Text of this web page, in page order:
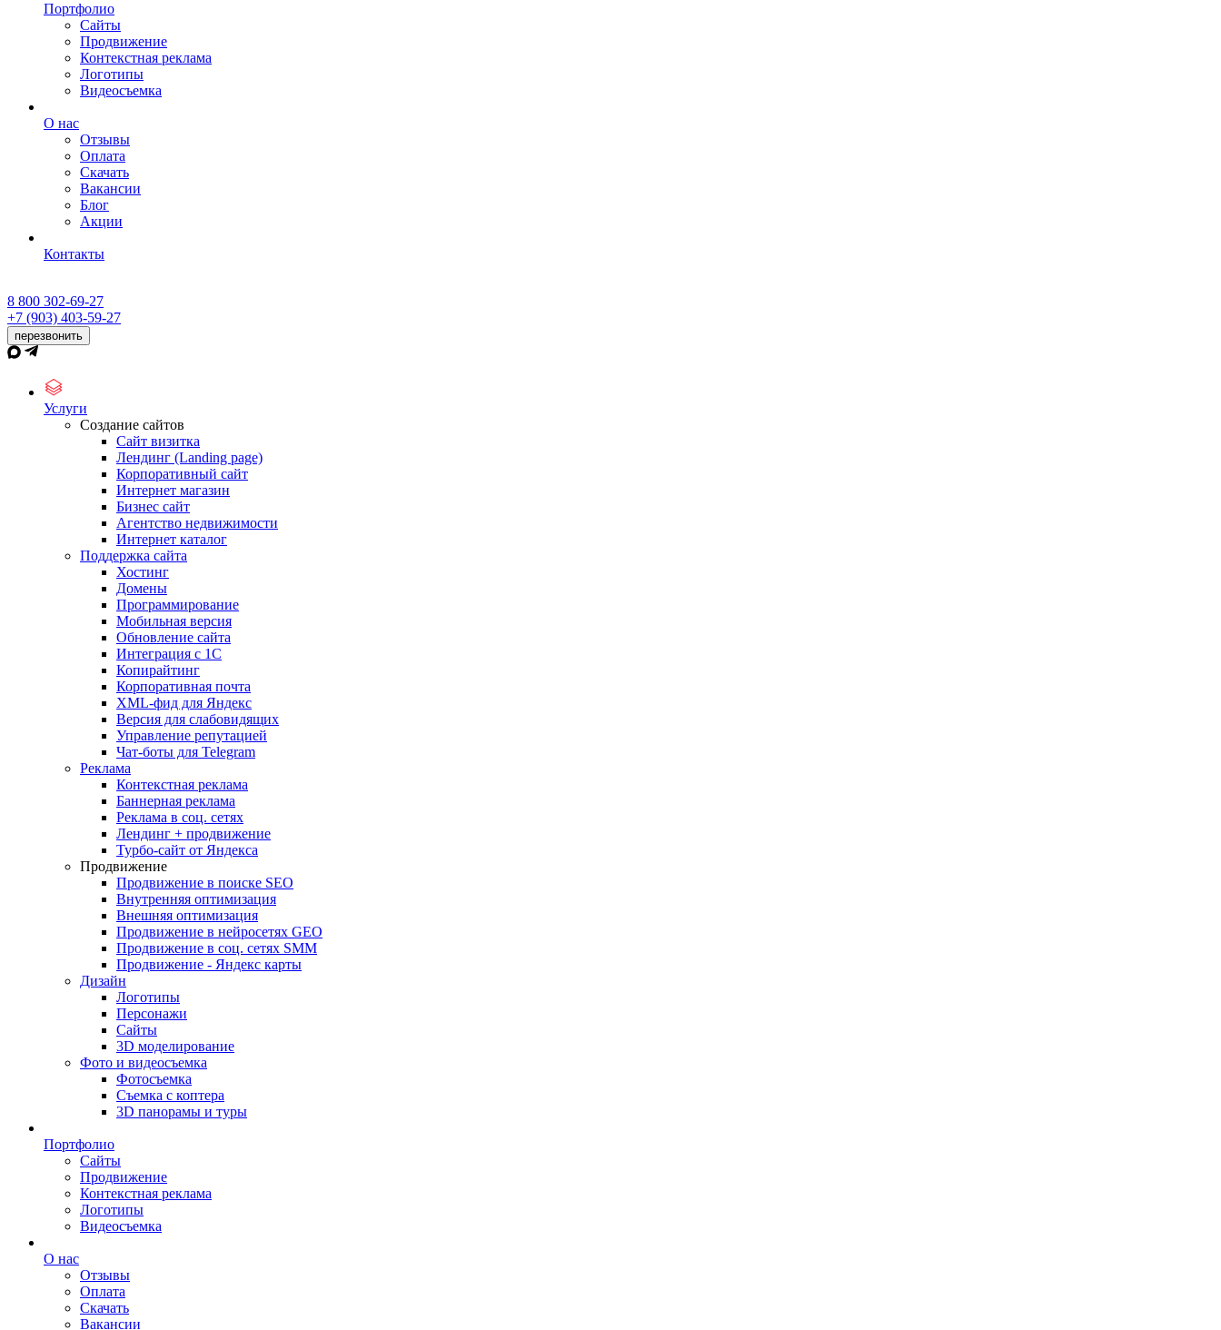
Портфолио
Сайты
Продвижение
Контекстная реклама
Логотипы
Видеосъемка
О нас
Отзывы
Оплата
Скачать
Вакансии
Блог
Акции
Контакты
8 800 302-69-27
+7 (903) 403-59-27
перезвонить
Услуги
Создание сайтов
Сайт визитка
Лендинг (Landing page)
Корпоративный сайт
Интернет магазин
Бизнес сайт
Агентство недвижимости
Интернет каталог
Поддержка сайта
Хостинг
Домены
Программирование
Мобильная версия
Обновление сайта
Интеграция с 1С
Копирайтинг
Корпоративная почта
XML-фид для Яндекс
Версия для слабовидящих
Управление репутацией
Чат-боты для Telegram
Реклама
Контекстная реклама
Баннерная реклама
Реклама в соц. сетях
Лендинг + продвижение
Турбо-сайт от Яндекса
Продвижение
Продвижение в поиске SEO
Внутренняя оптимизация
Внешняя оптимизация
Продвижение в нейросетях GEO
Продвижение в соц. сетях SMM
Продвижение - Яндекс карты
Дизайн
Логотипы
Персонажи
Сайты
3D моделирование
Фото и видеосъемка
Фотосъемка
Съемка с коптера
3D панорамы и туры
Портфолио
Сайты
Продвижение
Контекстная реклама
Логотипы
Видеосъемка
О нас
Отзывы
Оплата
Скачать
Вакансии